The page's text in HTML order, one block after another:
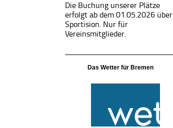
Die Buchung unserer Plätze
erfolgt ab dem 01.05.2026 über
Sportision. Nur für
Vereinsmitglieder.
Das Wetter für Bremen